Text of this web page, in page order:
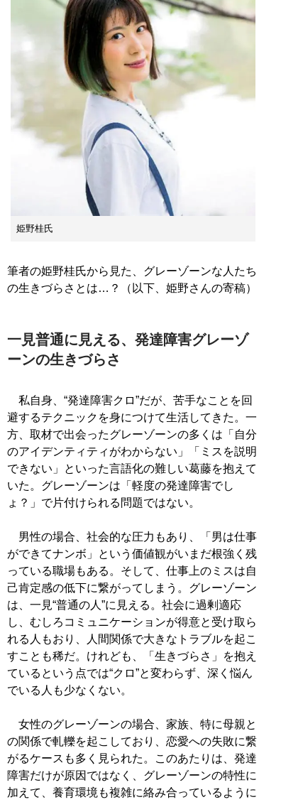
姫野桂氏
筆者の姫野桂氏から見た、グレーゾーンな人たち
の生きづらさとは…？（以下、姫野さんの寄稿）
一見普通に見える、発達障害グレーゾ
ーンの生きづらさ
私自身、“発達障害クロ”だが、苦手なことを回
避するテクニックを身につけて生活してきた。一
方、取材で出会ったグレーゾーンの多くは「自分
のアイデンティティがわからない」「ミスを説明
できない」といった言語化の難しい葛藤を抱えて
いた。グレーゾーンは「軽度の発達障害でし
ょ？」で片付けられる問題ではない。
男性の場合、社会的な圧力もあり、「男は仕事
ができてナンボ」という価値観がいまだ根強く残
っている職場もある。そして、仕事上のミスは自
己肯定感の低下に繋がってしまう。グレーゾーン
は、一見“普通の人”に見える。社会に過剰適応
し、むしろコミュニケーションが得意と受け取ら
れる人もおり、人間関係で大きなトラブルを起こ
すことも稀だ。けれども、「生きづらさ」を抱え
ているという点では“クロ”と変わらず、深く悩ん
でいる人も少なくない。
女性のグレーゾーンの場合、家族、特に母親と
の関係で軋轢を起こしており、恋愛への失敗に繋
がるケースも多く見られた。このあたりは、発達
障害だけが原因ではなく、グレーゾーンの特性に
加えて、養育環境も複雑に絡み合っているように